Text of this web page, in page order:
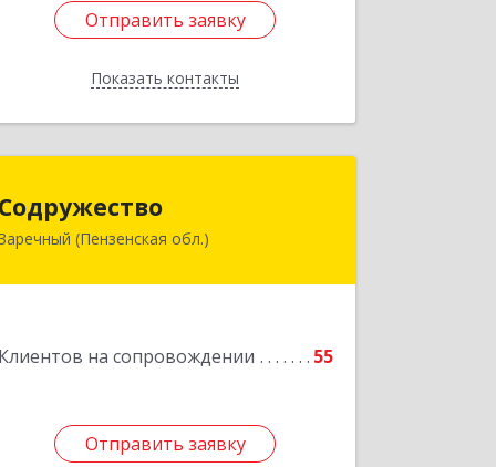
Отправить заявку
Показать контакты
Отправить заявку
Назад
Содружество
(Пензенская обл.)
Клиентов на сопровождении 55
Отправить заявку
442962, Пензенская обл, Заречный г,
Отправить заявку